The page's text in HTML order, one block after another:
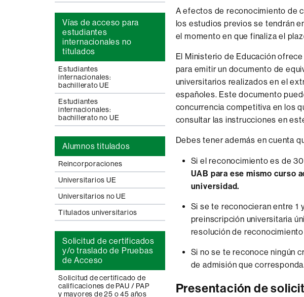
Vías de acceso para
estudiantes
internacionales no
titulados
Estudiantes
internacionales:
bachillerato UE
Estudiantes
internacionales:
bachillerato no UE
Alumnos titulados
Reincorporaciones
Universitarios UE
Universitarios no UE
Titulados universitarios
Solicitud de certificados
y/o traslado de Pruebas
de Acceso
Solicitud de certificado de
calificaciones de PAU / PAP
y mayores de 25 o 45 años
A efectos de reconocimiento de
los estudios previos se tendrán
el momento en que finaliza el
El Ministerio de Educación
para emitir un documento de
universitarios realizados en el
españoles. Este documento
concurrencia competitiva en los
consultar las instrucciones en
Debes tener además en cuenta
Si el reconocimiento es de
UAB para ese mismo curso
universidad.
Si se te reconocieran entre 1
preinscripción universitaria
resolución de
Si no se te reconoce ningún
de admisión que
Presentación de